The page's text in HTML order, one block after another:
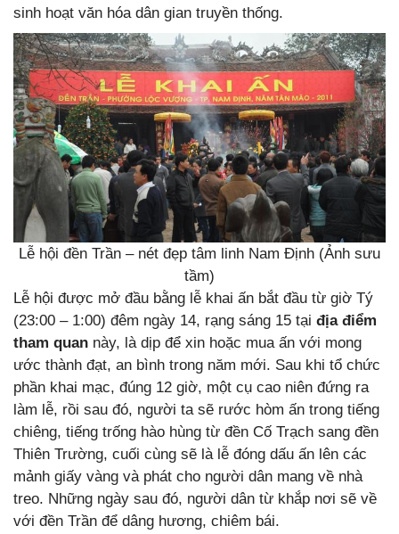
sinh hoạt văn hóa dân gian truyền thống.
Lễ hội đền Trần – nét đẹp tâm linh Nam Định (Ảnh sưu
tầm)
Lễ hội được mở đầu bằng lễ khai ấn bắt đầu từ giờ Tý
(23:00 – 1:00) đêm ngày 14, rạng sáng 15 tại địa điểm
tham quan này, là dịp để xin hoặc mua ấn với mong
ước thành đạt, an bình trong năm mới. Sau khi tổ chức
phần khai mạc, đúng 12 giờ, một cụ cao niên đứng ra
làm lễ, rồi sau đó, người ta sẽ rước hòm ấn trong tiếng
chiêng, tiếng trống hào hùng từ đền Cố Trạch sang đền
Thiên Trường, cuối cùng sẽ là lễ đóng dấu ấn lên các
mảnh giấy vàng và phát cho người dân mang về nhà
treo. Những ngày sau đó, người dân từ khắp nơi sẽ về
với đền Trần để dâng hương, chiêm bái.